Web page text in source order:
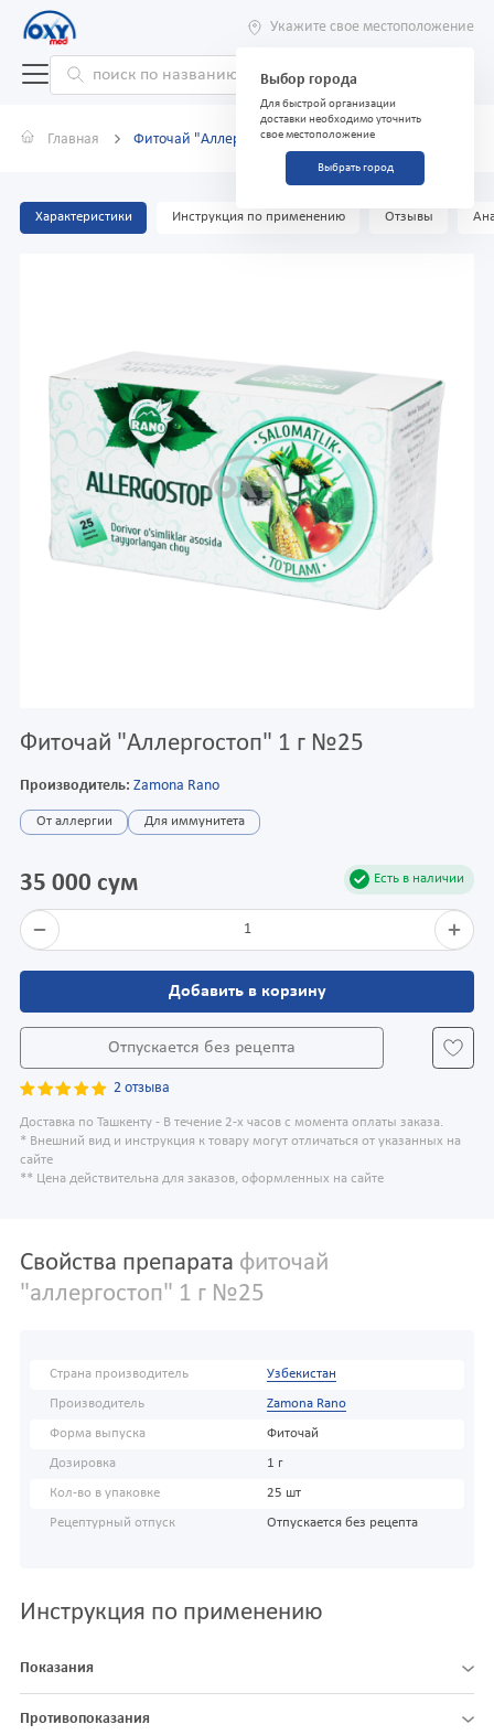
Укажите свое местоположение
Выбор города
Для быстрой организации
доставки необходимо уточнить
свое местоположение
Выбрать город
Главная Фиточай "Аллергостоп" 1 г №25
Характеристики Инструкция по применению Отзывы
Фиточай "Аллергостоп" 1 г №25
Производитель: Zamona Rano
От аллергии Для иммунитета
Есть в наличии
35 000 сум
1
Добавить в корзину
Отпускается без рецепта
2 отзыва
Доставка по Ташкенту - В течение 2-х часов с момента оплаты заказа.
* Внешний вид и инструкция к товару могут отличаться от указанных на
сайте
** Цена действительна для заказов, оформленных на сайте
Свойства препарата фиточай
"аллергостоп" 1 г №25
Страна производитель Узбекистан
Производитель Zamona Rano
Форма выпуска Фиточай
Дозировка 1 г
Кол-во в упаковке 25 шт
Рецептурный отпуск Отпускается без рецепта
Инструкция по применению
Показания
Противопоказания